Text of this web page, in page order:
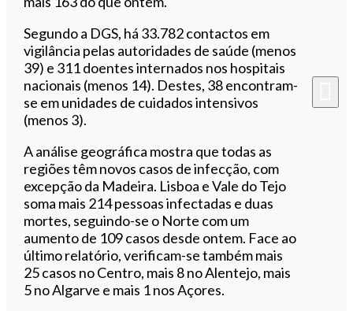
Segundo a DGS, há 33.782 contactos em
vigilância pelas autoridades de saúde (menos
39) e 311 doentes internados nos hospitais
nacionais (menos 14). Destes, 38 encontram-
se em unidades de cuidados intensivos
(menos 3).
A análise geográfica mostra que todas as
regiões têm novos casos de infecção, com
excepção da Madeira. Lisboa e Vale do Tejo
soma mais 214 pessoas infectadas e duas
mortes, seguindo-se o Norte com um
aumento de 109 casos desde ontem. Face ao
último relatório, verificam-se também mais
25 casos no Centro, mais 8 no Alentejo, mais
5 no Algarve e mais 1 nos Açores.